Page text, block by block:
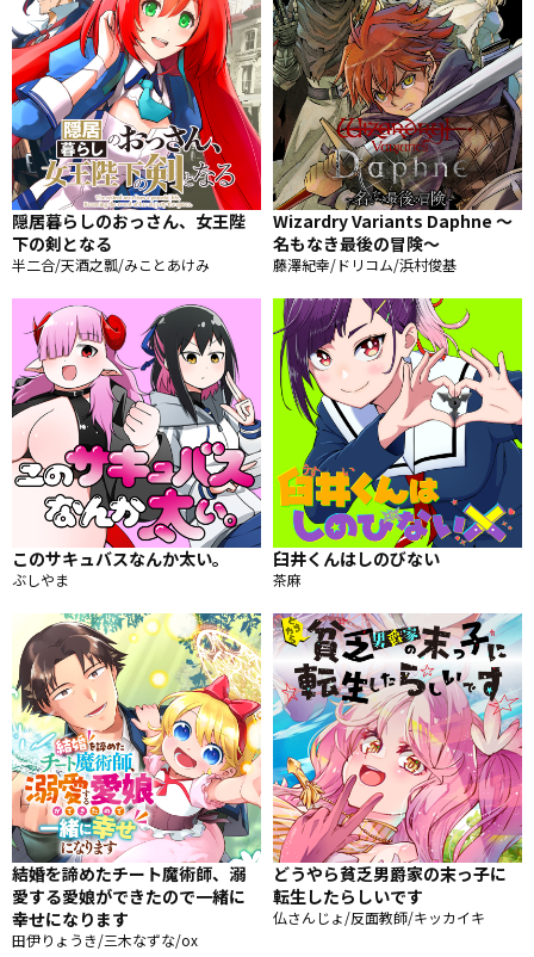
隠居暮らしのおっさん、女王陛
下の剣となる
半二合/天酒之瓢/みことあけみ
Wizardry Variants Daphne ～
名もなき最後の冒険～
藤澤紀幸/ドリコム/浜村俊基
このサキュバスなんか太い。
ぶしやま
臼井くんはしのびない
茶麻
結婚を諦めたチート魔術師、溺
愛する愛娘ができたので一緒に
幸せになります
田伊りょうき/三木なずな/ox
どうやら貧乏男爵家の末っ子に
転生したらしいです
仏さんじょ/反面教師/キッカイキ